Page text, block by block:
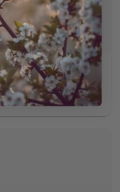
Rad – Oil
Emotionen Zauber für